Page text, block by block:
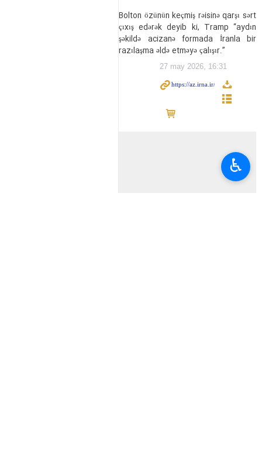
Bolton özünün keçmiş rəisinə qarşı sərt
çıxış edərək deyib ki, Tramp “aydın
şəkildə acizanə formada İranla bir
razılaşma əldə etməyə çalışır.”
27 may 2026, 16:31
♿︎